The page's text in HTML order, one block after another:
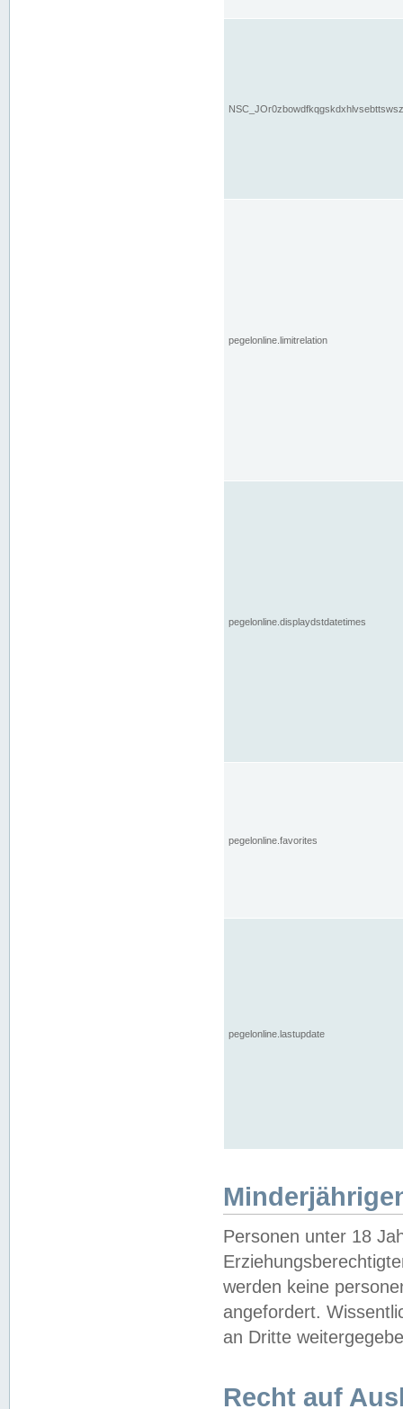
pegelonline.limitrelation
pegelonline.displaydstdatetimes
pegelonline.favorites
pegelonline.lastupdate
Personen unter 18
werden keine
angefordert.
an Dritte
Recht auf